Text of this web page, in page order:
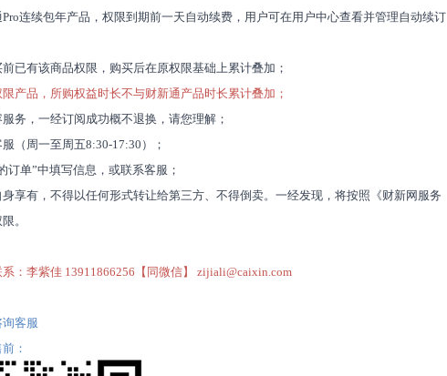
连续包年产品，权限到期前一天自动续费，用户可在用户中心查看并管理自动续订
已有该商品权限，购买后在原权限基础上累计叠加；
产品，所购权益时长不与财新通产品时长累计叠加；
务，一经订阅成功概不退换，请您理解；
（周一至周五8:30-17:30）；
订单”中填写信息，或联系客服；
享有，不得以任何形式转让给第三方、不得倒卖。一经发现，将按照 《财新网服务
。
：李紫佳 13911866256【同微信】 zijiali@caixin.com
客服
：